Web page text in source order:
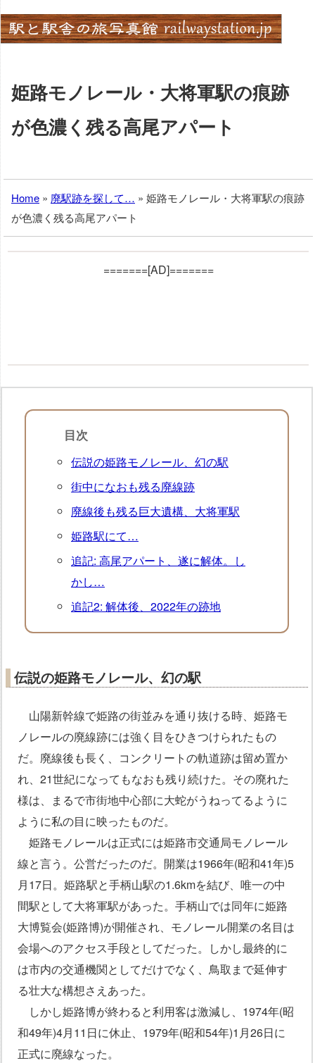
Skip
to
content
姫路モノレール・大将軍駅の痕跡
が色濃く残る高尾アパート
Home » 廃駅跡を探して… » 姫路モノレール・大将軍駅の痕跡
が色濃く残る高尾アパート
=======[AD]=======
目次
伝説の姫路モノレール、幻の駅
街中になおも残る廃線跡
廃線後も残る巨大遺構、大将軍駅
姫路駅にて…
追記: 高尾アパート、遂に解体。し
かし…
追記2: 解体後、2022年の跡地
伝説の姫路モノレール、幻の駅
山陽新幹線で姫路の街並みを通り抜ける時、姫路モ
ノレールの廃線跡には強く目をひきつけられたもの
だ。廃線後も長く、コンクリートの軌道跡は留め置か
れ、21世紀になってもなおも残り続けた。その廃れた
様は、まるで市街地中心部に大蛇がうねってるように
ように私の目に映ったものだ。
姫路モノレールは正式には姫路市交通局モノレール
線と言う。公営だったのだ。開業は1966年(昭和41年)5
月17日。姫路駅と手柄山駅の1.6kmを結び、唯一の中
間駅として大将軍駅があった。手柄山では同年に姫路
大博覧会(姫路博)が開催され、モノレール開業の名目は
会場へのアクセス手段としてだった。しかし最終的に
は市内の交通機関としてだけでなく、鳥取まで延伸す
る壮大な構想さえあった。
しかし姫路博が終わると利用客は激減し、1974年(昭
和49年)4月11日に休止、1979年(昭和54年)1月26日に
正式に廃線なった。